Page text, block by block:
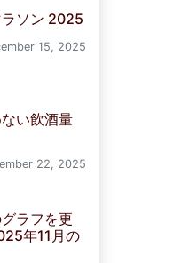
ソン 2025
15, 2025
い飲酒量
22, 2025
ラフを更
年11月の